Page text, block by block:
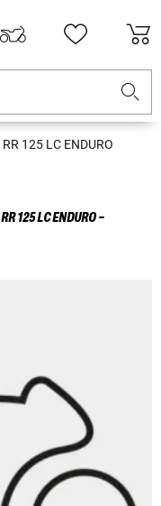
RR 125 LC ENDURO
RR 125 LC ENDURO -